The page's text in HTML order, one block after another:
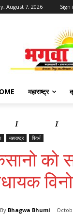
August 7, 2026 Sign
महाराष्ट्र
महाराष्ट्र विदर्भ
By Bhagwa Bhumi